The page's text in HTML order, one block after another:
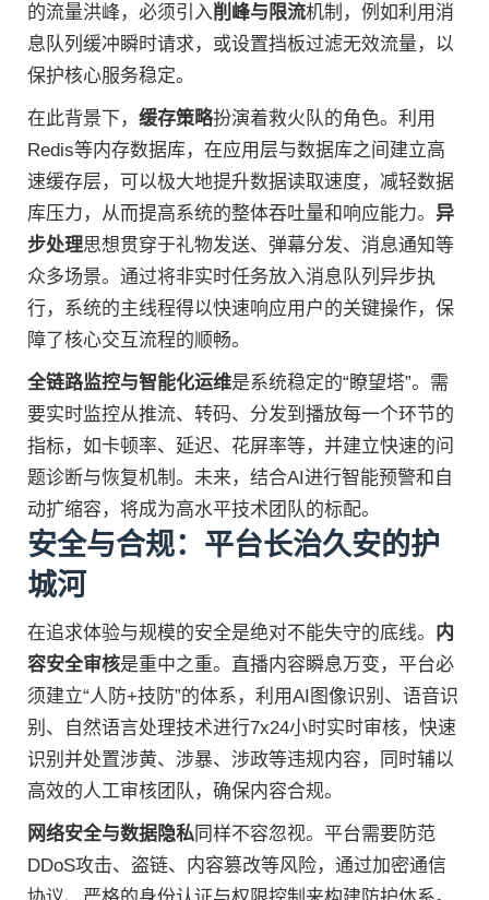
的流量洪峰，必须引入削峰与限流机制，例如利用消
息队列缓冲瞬时请求，或设置挡板过滤无效流量，以
保护核心服务稳定。
在此背景下， 缓存策略扮演着救火队的角色。利用
Redis等内存数据库，在应用层与数据库之间建立高
速缓存层，可以极大地提升数据读取速度，减轻数据
库压力，从而提高系统的整体吞吐量和响应能力。 异
步处理思想贯穿于礼物发送、弹幕分发、消息通知等
众多场景。通过将非实时任务放入消息队列异步执
行，系统的主线程得以快速响应用户的关键操作，保
障了核心交互流程的顺畅。
全链路监控与智能化运维是系统稳定的“瞭望塔”。需
要实时监控从推流、转码、分发到播放每一个环节的
指标，如卡顿率、延迟、花屏率等，并建立快速的问
题诊断与恢复机制。未来，结合AI进行智能预警和自
动扩缩容，将成为高水平技术团队的标配。
安全与合规：平台长治久安的护
城河
在追求体验与规模的安全是绝对不能失守的底线。
内
容安全审核是重中之重。直播内容瞬息万变，平台必
须建立“人防+技防”的体系，利用AI图像识别、语音识
别、自然语言处理技术进行7x24小时实时审核，快速
识别并处置涉黄、涉暴、涉政等违规内容，同时辅以
高效的人工审核团队，确保内容合规。
网络安全与数据隐私同样不容忽视。平台需要防范
DDoS攻击、盗链、内容篡改等风险，通过加密通信